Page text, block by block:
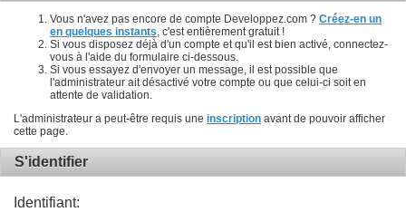
Vous n'avez pas encore de compte Developpez.com ? Créez-en un
en quelques instants , c'est entièrement gratuit !
Si vous disposez déjà d'un compte et qu'il est bien activé, connectez-
vous à l'aide du formulaire ci-dessous.
Si vous essayez d'envoyer un message, il est possible que
l'administrateur ait désactivé votre compte ou que celui-ci soit en
attente de validation.
L'administrateur a peut-être requis une inscription avant de pouvoir afficher
cette page.
S'identifier
Identifiant: